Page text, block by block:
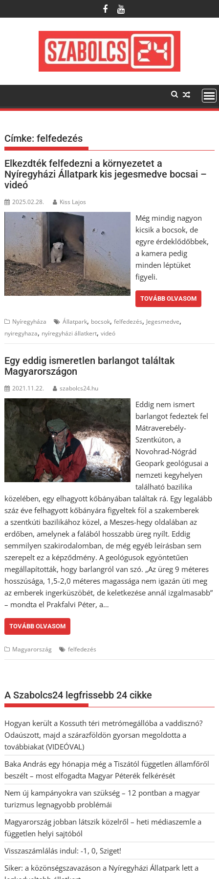
to
Címke:felfedezés
Elkezdték felfedezni a környezetet a
Nyíregyházi Állatpark kis jegesmedve bocsai –
videó
2025.02.28. Kiss Lajos
Még mindig nagyon
kicsik a bocsok, de
egyre érdeklődőbbek,
a kamera pedig
minden léptüket
figyeli.
TOVÁBB OLVASOM
Nyíregyháza Állatpark, bocsok,felfedezés, Jegesmedve,
nyiregyhaza, nyíregyházi állatkert,videó
Egy eddig ismeretlen barlangot találtak
Magyarországon
2021.11.22. szabolcs24.hu
Eddig nem ismert
barlangot fedeztek fel
Mátraverebély-
Szentkúton, a
Novohrad-Nógrád
Geopark geológusai a
nemzeti kegyhelyen
található bazilika
közelében, egy elhagyott kőbányában találtak rá. Egy legalább
száz éve felhagyott kőbányára figyeltek föl a szakemberek
a szentkúti bazilikához közel, a Meszes-hegy oldalában az
erdőben, amelynek a falából hosszabb üreg nyílt. Eddig
semmilyen szakirodalomban, de még egyéb leírásban sem
szerepelt ez a képződmény. A geológusok egyöntetűen
megállapították, hogy barlangról van szó. „Az üreg 9 méteres
hosszúsága, 1,5-2,0 méteres magassága nem igazán üti meg
az emberek ingerküszöbét, de keletkezése annál izgalmasabb”
– mondta el Prakfalvi Péter, a…
TOVÁBB OLVASOM
Magyarország felfedezés
A Szabolcs24 legfrissebb 24 cikke
Hogyan került a Kossuth téri metrómegállóba a vaddisznó?
Odaúszott, majd a szárazföldön gyorsan megoldotta a
továbbiakat (VIDEÓVAL)
Baka András egy hónapja még a Tiszától független államfőről
beszélt – most elfogadta Magyar Péterék felkérését
Nem új kampányokra van szükség – 12 pontban a magyar
turizmus legnagyobb problémái
Magyarország jobban látszik közelről – heti médiaszemle a
független helyi sajtóból
Visszaszámlálás indul: -1, 0, Sziget!
Siker: a közönségszavazáson a Nyíregyházi Állatpark lett a